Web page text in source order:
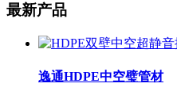
最新产品
逸通HDPE中空璧管材